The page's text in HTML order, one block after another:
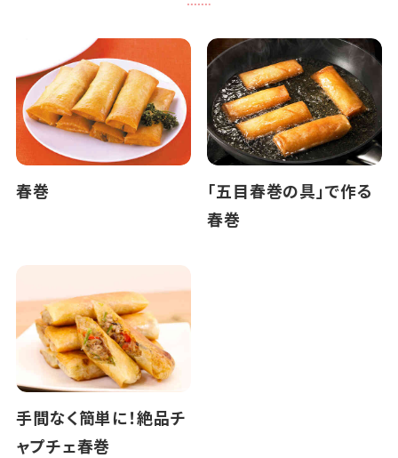
春巻
「五目春巻の具」で作る
春巻
手間なく簡単に！絶品チ
ャプチェ春巻